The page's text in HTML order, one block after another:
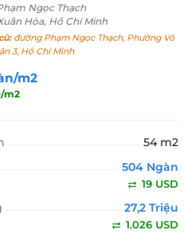
Ngọc Thạch
Hòa, Hồ Chí Minh
đường Phạm Ngọc Thạch, Phường Võ
3, Hồ Chí Minh
m2
m2
54 m2
504 Ngàn
19 USD
27,2 Triệu
1.026 USD